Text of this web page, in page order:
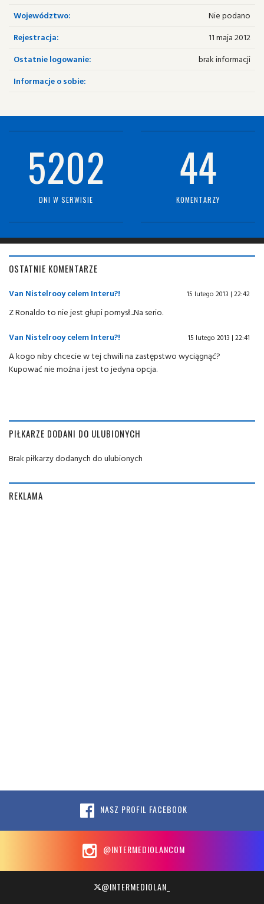
Województwo:
Nie podano
Rejestracja:
11 maja 2012
Ostatnie logowanie:
brak informacji
Informacje o sobie:
5202
DNI W SERWISIE
44
KOMENTARZY
OSTATNIE KOMENTARZE
Van Nistelrooy celem Interu?! 15 lutego 2013 | 22:42
Z Ronaldo to nie jest głupi pomysł...Na serio.
Van Nistelrooy celem Interu?!
15 lutego 2013 | 22:41
A kogo niby chcecie w tej chwili na zastępstwo wyciągnąć?
Kupować nie można i jest to jedyna opcja.
PIŁKARZE DODANI DO ULUBIONYCH
Brak piłkarzy dodanych do ulubionych
REKLAMA
NASZ PROFIL FACEBOOK
@INTERMEDIOLANCOM
@INTERMEDIOLAN_